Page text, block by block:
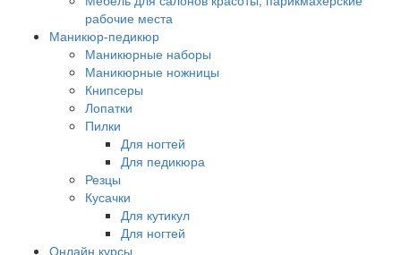
рабочие места
Маникюр-педикюр
Маникюрные наборы
Маникюрные ножницы
Книпсеры
Лопатки
Пилки
Для ногтей
Для педикюра
Резцы
Кусачки
Для кутикул
Для ногтей
Онлайн курсы